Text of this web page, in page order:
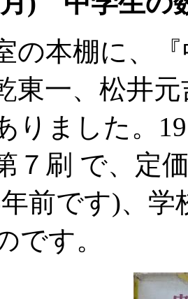
の本棚に、
東一、松井
りました。
７刷 で、定
前です)、
です。